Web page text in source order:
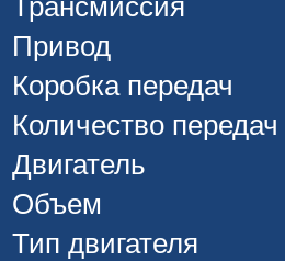
Привод
Коробка передач
Количество передач
Двигатель
Объем
Тип двигателя